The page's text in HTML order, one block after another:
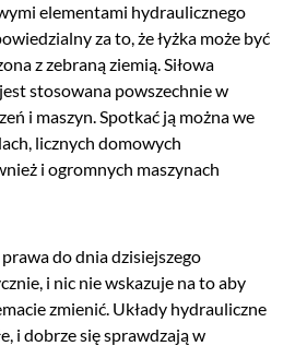
elementami hydraulicznego
za to, że łyżka może być
z zebraną ziemią. Siłowa
stosowana powszechnie w
i maszyn. Spotkać ją można we
licznych domowych
i ogromnych maszynach
do dnia dzisiejszego
i nic nie wskazuje na to aby
zmienić. Układy hydrauliczne
i dobrze się sprawdzają w